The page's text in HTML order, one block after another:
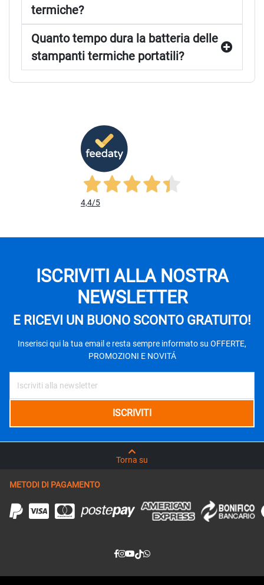
termiche?
Quanto tempo dura la batteria delle
stampanti termiche portatili?
4,4/5
ISCRIVITI ALLA NOSTRA
NEWSLETTER
E RICEVI UN BUONO SCONTO GRATUITO!
Inserisci qui la tua email e resta sempre informato su OFFERTE,
PROMOZIONI E NOVITÁ
Torna su
METODI DI PAGAMENTO